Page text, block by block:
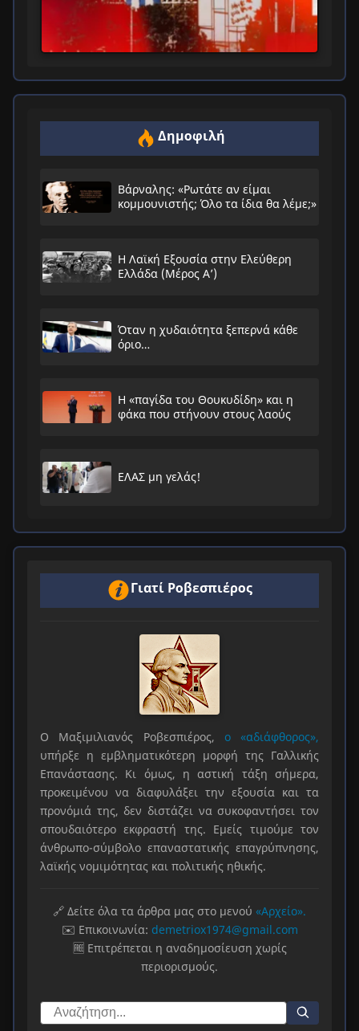
Δημοφιλή
Βάρναλης: «Ρωτάτε αν είμαι
κομμουνιστής; Όλο τα ίδια θα λέμε;»
Η Λαϊκή Εξουσία στην Ελεύθερη
Ελλάδα (Μέρος Α’)
Όταν η χυδαιότητα ξεπερνά κάθε
όριο…
Η «παγίδα του Θουκυδίδη» και η
φάκα που στήνουν στους λαούς
ΕΛΑΣ μη γελάς!
Γιατί Ροβεσπιέρος
Ο Μαξιμιλιανός Ροβεσπιέρος, ο «αδιάφθορος»,
υπήρξε η εμβληματικότερη μορφή της Γαλλικής
Επανάστασης. Κι όμως, η αστική τάξη σήμερα,
προκειμένου να διαφυλάξει την εξουσία και τα
προνόμιά της, δεν διστάζει να συκοφαντήσει τον
σπουδαιότερο εκφραστή της. Εμείς τιμούμε τον
άνθρωπο-σύμβολο επαναστατικής επαγρύπνησης,
λαϊκής νομιμότητας και πολιτικής ηθικής.
🔗 Δείτε όλα τα άρθρα μας στο μενού «Αρχείο».
✉️ Επικοινωνία: demetriox1974@gmail.com
🆓 Επιτρέπεται η αναδημοσίευση χωρίς
περιορισμούς.